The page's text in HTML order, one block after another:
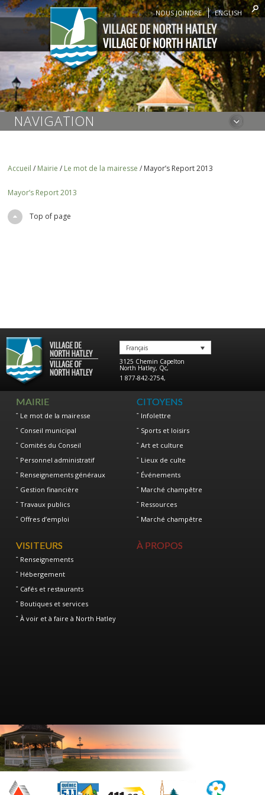
NOUS JOINDRE ENGLISH
NAVIGATION
Accueil / Mairie / Le mot de la mairesse / Mayor’s Report 2013
Mayor’s Report 2013
Top of page
Français
3125 Chemin Capelton
North Hatley, Qc,
1 877-842-2754,
MAIRIE
Le mot de la mairesse
Conseil municipal
Comités du Conseil
Personnel administratif
Renseignements généraux
Gestion financière
Travaux publics
Offres d’emploi
CITOYENS
Infolettre
Sports et loisirs
Art et culture
Lieux de culte
Événements
Marché champêtre
Ressources
Marché champêtre
VISITEURS
Renseignements
Hébergement
Cafés et restaurants
Boutiques et services
À voir et à faire à North Hatley
À PROPOS